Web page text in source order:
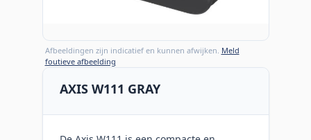
Afbeeldingen zijn indicatief en kunnen afwijken. Meld
foutieve afbeelding
AXIS W111 GRAY